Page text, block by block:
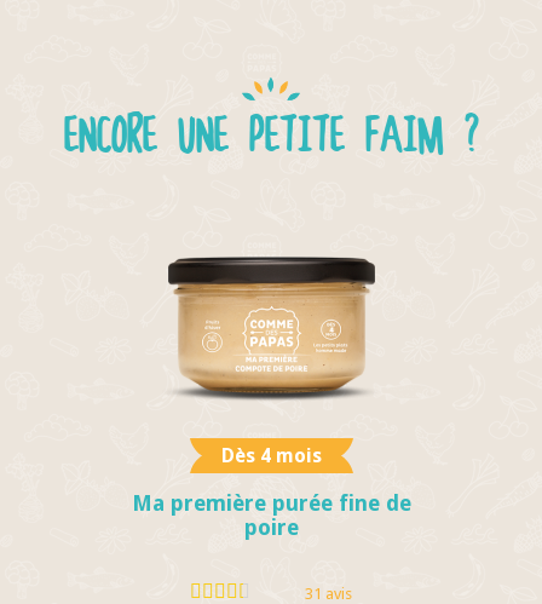
ENCORE UNE PETITE FAIM ?
Dès 4 mois
Ma première purée fine de
poire
31 avis